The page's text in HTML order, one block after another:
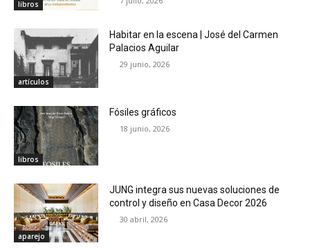
libros
artículos
Habitar en la escena | José del Carmen
Palacios Aguilar
29 junio, 2026
libros
Fósiles gráficos
18 junio, 2026
aparejo
JUNG integra sus nuevas soluciones de
control y diseño en Casa Decor 2026
30 abril, 2026